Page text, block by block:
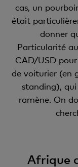
cas, un
était
donner
Particularité
CAD/USD pour
de voiturier (en
standing),
ramène. On
Afrique